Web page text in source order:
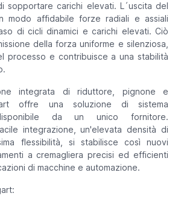
sopportare carichi elevati. L´uscita del
modo affidabile forze radiali e assiali
di cicli dinamici e carichi elevati. Ciò
della forza uniforme e silenziosa,
processo e contribuisce a una stabilità
integrata di riduttore, pignone e
offre una soluzione di sistema
disponibile da un unico fornitore.
integrazione, un'elevata densità di
flessibilità, si stabilisce così nuovi
a cremagliera precisi ed efficienti
di macchine e automazione.